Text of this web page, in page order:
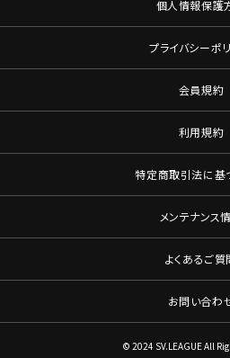
個人情報保護
プライバシーポ
会員規約
利用規約
特定商取引法に基
メンテナンス
よくあるご質
お問い合わ
© 2024 SV.LEAGUE All